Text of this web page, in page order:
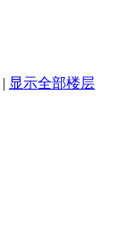
| 显示全部楼层